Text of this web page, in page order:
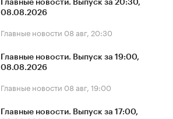
Главные новости. Выпуск за 20:30,
08.08.2026
Главные новости 08 авг, 20:30
Главные новости. Выпуск за 19:00,
08.08.2026
Главные новости 08 авг, 19:00
Главные новости. Выпуск за 17:00,